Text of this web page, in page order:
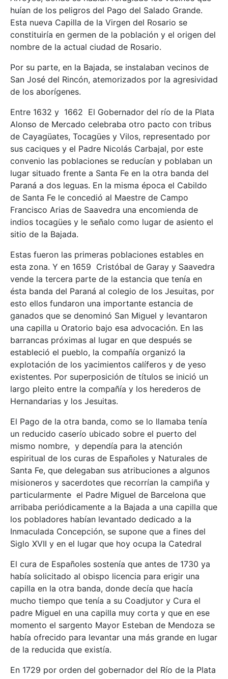
huían de los peligros del Pago del Salado Grande.
Esta nueva Capilla de la Virgen del Rosario se
constituiría en germen de la población y el origen del
nombre de la actual ciudad de Rosario.
Por su parte, en la Bajada, se instalaban vecinos de
San José del Rincón, atemorizados por la agresividad
de los aborígenes.
Entre 1632 y 1662 El Gobernador del río de la Plata
Alonso de Mercado celebraba otro pacto con tribus
de Cayagüates, Tocagües y Vilos, representado por
sus caciques y el Padre Nicolás Carbajal, por este
convenio las poblaciones se reducían y poblaban un
lugar situado frente a Santa Fe en la otra banda del
Paraná a dos leguas. En la misma época el Cabildo
de Santa Fe le concedió al Maestre de Campo
Francisco Arias de Saavedra una encomienda de
indios tocagües y le señalo como lugar de asiento el
sitio de la Bajada.
Estas fueron las primeras poblaciones estables en
esta zona. Y en 1659 Cristóbal de Garay y Saavedra
vende la tercera parte de la estancia que tenía en
ésta banda del Paraná al colegio de los Jesuitas, por
esto ellos fundaron una importante estancia de
ganados que se denominó San Miguel y levantaron
una capilla u Oratorio bajo esa advocación. En las
barrancas próximas al lugar en que después se
estableció el pueblo, la compañía organizó la
explotación de los yacimientos calíferos y de yeso
existentes. Por superposición de títulos se inició un
largo pleito entre la compañía y los herederos de
Hernandarias y los Jesuitas.
El Pago de la otra banda, como se lo llamaba tenía
un reducido caserío ubicado sobre el puerto del
mismo nombre, y dependía para la atención
espiritual de los curas de Españoles y Naturales de
Santa Fe, que delegaban sus atribuciones a algunos
misioneros y sacerdotes que recorrían la campiña y
particularmente el Padre Miguel de Barcelona que
arribaba periódicamente a la Bajada a una capilla que
los pobladores habían levantado dedicado a la
Inmaculada Concepción, se supone que a fines del
Siglo XVII y en el lugar que hoy ocupa la Catedral
El cura de Españoles sostenía que antes de 1730 ya
había solicitado al obispo licencia para erigir una
capilla en la otra banda, donde decía que hacía
mucho tiempo que tenía a su Coadjutor y Cura el
padre Miguel en una capilla muy corta y que en ese
momento el sargento Mayor Esteban de Mendoza se
había ofrecido para levantar una más grande en lugar
de la reducida que existía.
En 1729 por orden del gobernador del Río de la Plata